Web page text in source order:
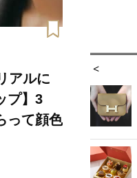
アルに
プ】3
って顔色
挨拶】で喜ばれる
」14選。〈価格
わる逸品は？